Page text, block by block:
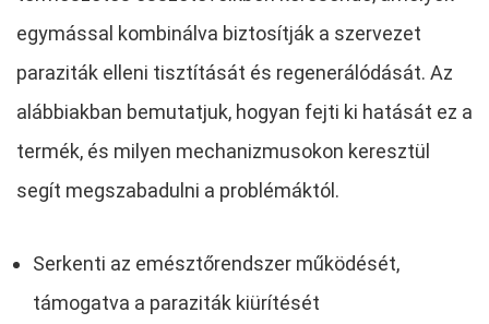
egymással kombinálva biztosítják a szervezet
paraziták elleni tisztítását és regenerálódását. Az
alábbiakban bemutatjuk, hogyan fejti ki hatását ez a
termék, és milyen mechanizmusokon keresztül
segít megszabadulni a problémáktól.
Serkenti az emésztőrendszer működését,
támogatva a paraziták kiürítését